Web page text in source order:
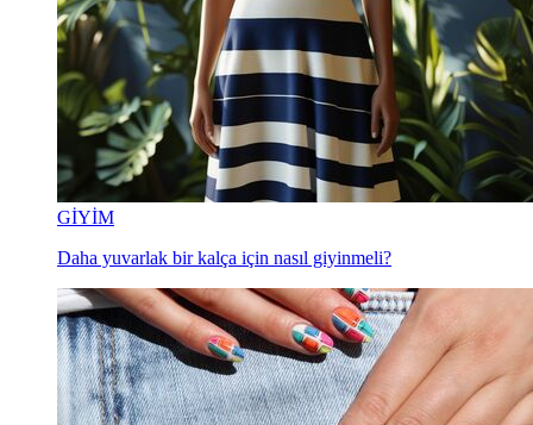
GİYİM
Daha yuvarlak bir kalça için nasıl giyinmeli?